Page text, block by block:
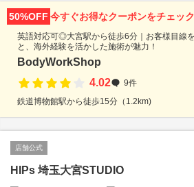
50%OFF 今すぐお得なクーポンをチェック
英語対応可◎大宮駅から徒歩6分｜お客様目線
と、海外経験を活かした施術が魅力！
BodyWorkShop
4.02
9件
鉄道博物館駅から徒歩15分（1.2km)
店舗公式
HIPs 埼玉大宮STUDIO